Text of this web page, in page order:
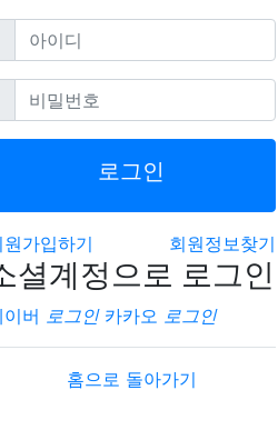
이디필수
밀번호필수
로그인
원가입하기 회원정보찾기
셜계정으로 로그인
이버 로그인 카카오 로그인
홈으로 돌아가기